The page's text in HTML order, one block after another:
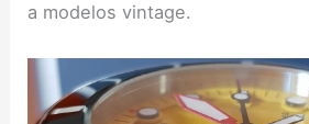
a modelos vintage.